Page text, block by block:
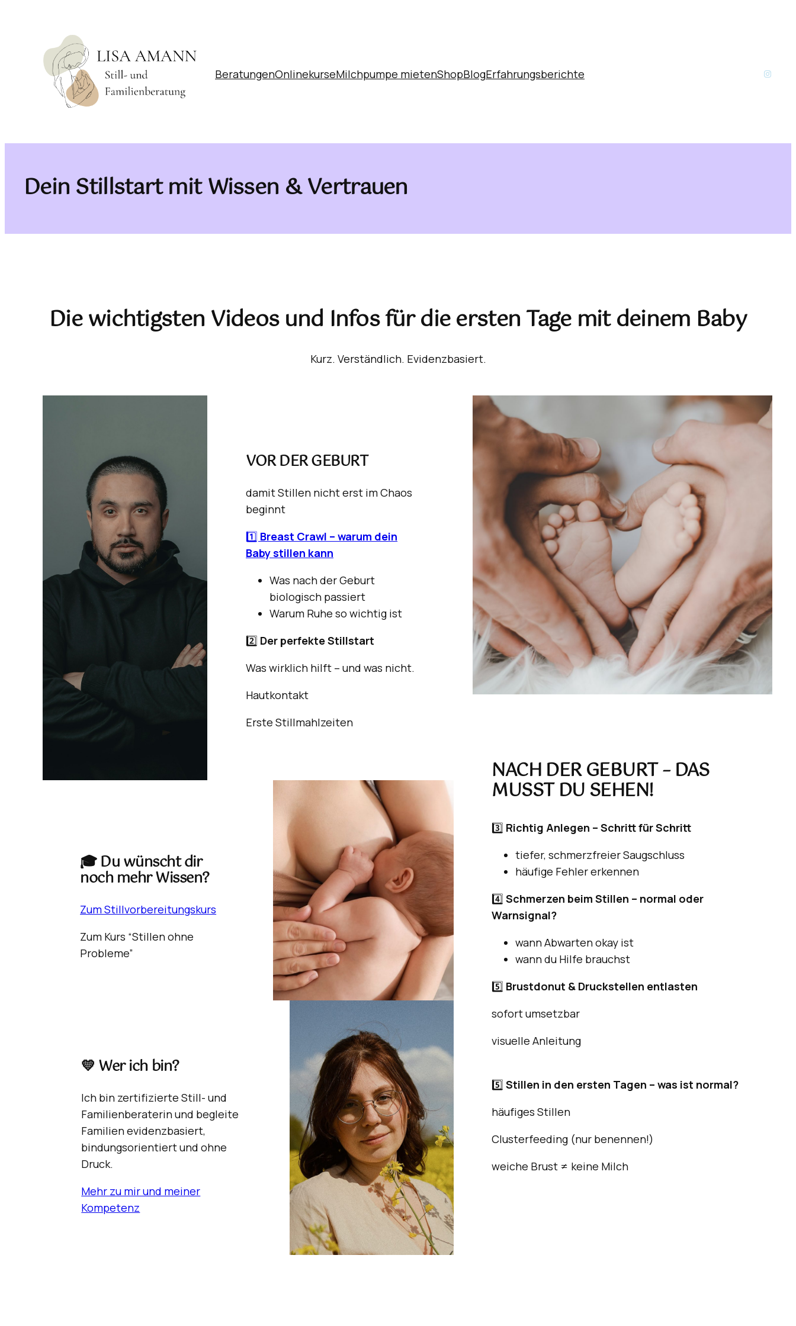
BeratungenOnlinekurseMilchpumpe mietenShopBlogErfahrungsberichte
Dein Stillstart mit Wissen & Vertrauen
Die wichtigsten Videos und Infos für die ersten Tage mit deinem Baby
Kurz. Verständlich. Evidenzbasiert.
VOR DER GEBURT
damit Stillen nicht erst im Chaos
beginnt
1️⃣ Breast Crawl – warum dein
Baby stillen kann
Was nach der Geburt
biologisch passiert
Warum Ruhe so wichtig ist
2️⃣ Der perfekte Stillstart
Was wirklich hilft – und was nicht.
Hautkontakt
Erste Stillmahlzeiten
🎓 Du wünscht dir
noch mehr Wissen?
Zum Stillvorbereitungskurs
Zum Kurs “Stillen ohne
Probleme”
💛 Wer ich bin?
Ich bin zertifizierte Still- und
Familienberaterin und begleite
Familien evidenzbasiert,
bindungsorientiert und ohne
Druck.
Mehr zu mir und meiner
Kompetenz
NACH DER GEBURT – DAS
MUSST DU SEHEN!
3️⃣ Richtig Anlegen – Schritt für Schritt
tiefer, schmerzfreier Saugschluss
häufige Fehler erkennen
4️⃣Schmerzen beim Stillen – normal oder
Warnsignal?
wann Abwarten okay ist
wann du Hilfe brauchst
5️⃣ Brustdonut & Druckstellen entlasten
sofort umsetzbar
visuelle Anleitung
5️⃣Stillen in den ersten Tagen – was ist normal?
häufiges Stillen
Clusterfeeding (nur benennen!)
weiche Brust ≠ keine Milch